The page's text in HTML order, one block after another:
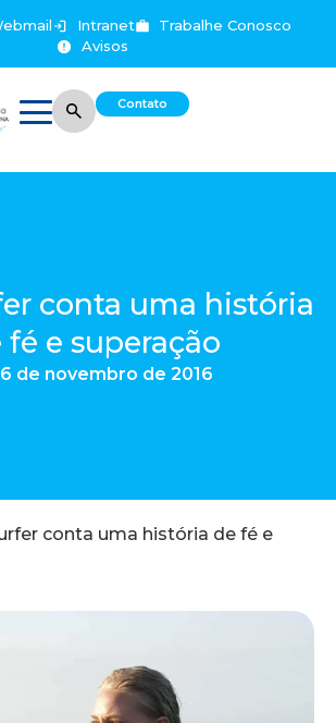
Intranet
Trabalhe Conosco
Avisos
Contato
conta uma história
fé e superação
de novembro de 2016
conta uma história de fé e